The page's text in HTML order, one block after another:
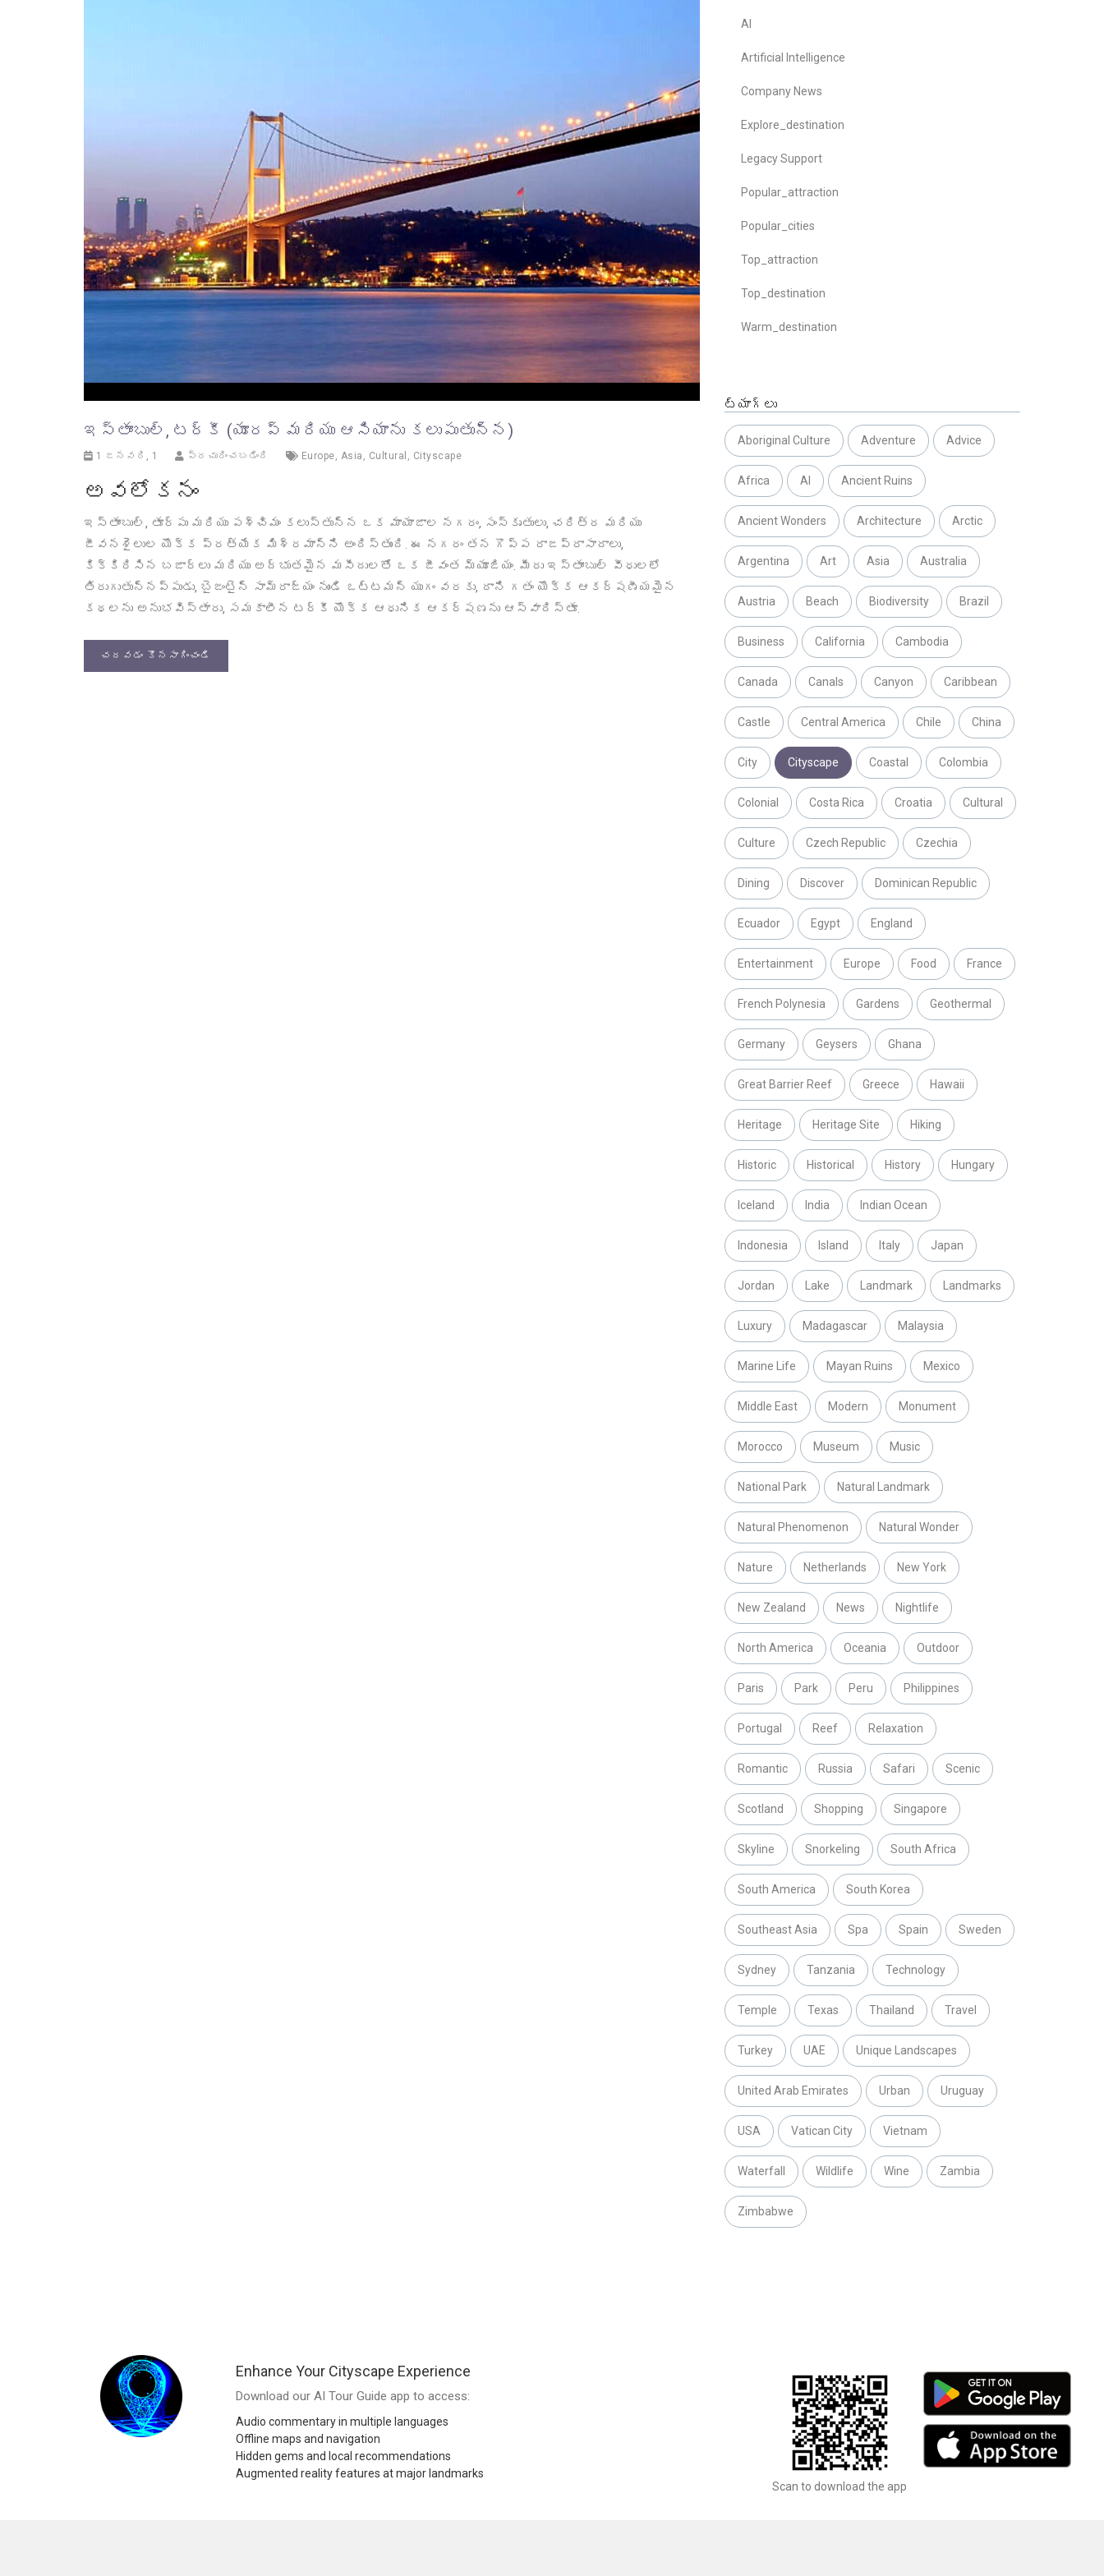
ఇస్తాంబుల్, టర్కీ (యూరప్ మరియు ఆసియాను కలుపుతున్న)
1 జనవరి, 1 ప్రచురించబడింది Europe Asia Cultural Cityscape
అవలోకనం
ఇస్తాంబుల్, తూర్పు మరియు పశ్చిమం కలుస్తున్న ఒక మాయాజాల నగరం, సంస్కృతులు, చరిత్ర మరియు
జీవనశైలుల యొక్క ప్రత్యేక మిశ్రమాన్ని అందిస్తుంది. ఈ నగరం తన గొప్ప రాజప్రాసాదాలు,
కిక్కిరిసిన బజార్లు మరియు అద్భుతమైన మసీదులతో ఒక జీవంత మ్యూజియం. మీరు ఇస్తాంబుల్ వీధులలో
తిరుగుతున్నప్పుడు, బైజంటైన్ సామ్రాజ్యం నుండి ఒట్టమన్ యుగం వరకు, దాని గతం యొక్క ఆకర్షణీయమైన
కథలను అనుభవిస్తారు, సమకాలీన టర్కీ యొక్క ఆధునిక ఆకర్షణను ఆస్వాదిస్తూ.
చదవడం కొనసాగించండి
AI
Artificial Intelligence
Company News
Explore_destination
Legacy Support
Popular_attraction
Popular_cities
Top_attraction
Top_destination
Warm_destination
ట్యాగ్లు
Aboriginal Culture Adventure Advice
Africa AI Ancient Ruins
Ancient Wonders Architecture Arctic
Argentina Art Asia Australia
Austria Beach Biodiversity Brazil
Business California Cambodia
Canada Canals Canyon Caribbean
Castle Central America Chile China
City Cityscape Coastal Colombia
Colonial Costa Rica Croatia Cultural
Culture Czech Republic Czechia
Dining Discover Dominican Republic
Ecuador Egypt England
Entertainment Europe Food France
French Polynesia Gardens Geothermal
Germany Geysers Ghana
Great Barrier Reef Greece Hawaii
Heritage Heritage Site Hiking
Historic Historical History Hungary
Iceland India Indian Ocean
Indonesia Island Italy Japan
Jordan Lake Landmark Landmarks
Luxury Madagascar Malaysia
Marine Life Mayan Ruins Mexico
Middle East Modern Monument
Morocco Museum Music
National Park Natural Landmark
Natural Phenomenon Natural Wonder
Nature Netherlands New York
New Zealand News Nightlife
North America Oceania Outdoor
Paris Park Peru Philippines
Portugal Reef Relaxation
Romantic Russia Safari Scenic
Scotland Shopping Singapore
Skyline Snorkeling South Africa
South America South Korea
Southeast Asia Spa Spain Sweden
Sydney Tanzania Technology
Temple Texas Thailand Travel
Turkey UAE Unique Landscapes
United Arab Emirates Urban Uruguay
USA Vatican City Vietnam
Waterfall Wildlife Wine Zambia
Zimbabwe
Enhance Your Cityscape Experience
Download our AI Tour Guide app to access:
Audio commentary in multiple languages
Offline maps and navigation
Hidden gems and local recommendations
Augmented reality features at major landmarks
Scan to download the app